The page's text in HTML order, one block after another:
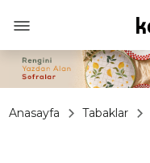
Anasayfa Tabaklar